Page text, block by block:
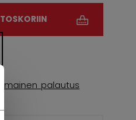
Ilmainen palautus